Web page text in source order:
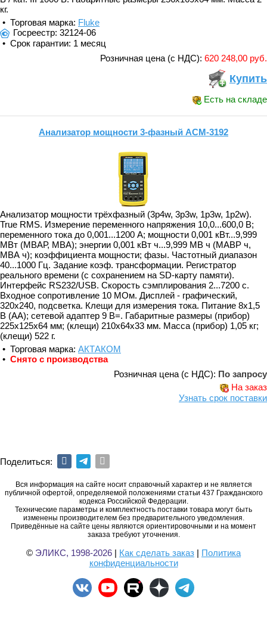
кг.
• Торговая марка: Fluke
Госреестр: 32124-06
• Срок гарантии: 1 месяц
Розничная цена (с НДС): 620 248,00 руб.
Купить
Есть на складе
Анализатор мощности 3-фазный АСМ-3192
Анализатор мощности трёхфазный (3p4w, 3p3w, 1p3w, 1p2w).
True RMS. Измерение переменного напряжения 10,0...600,0 В;
переменного тока до 0,001...1200 А; мощности 0,001 кВт...9,999
МВт (МВАР, МВА); энергии 0,001 кВт ч...9,999 МВ ч (МАВР ч,
МВА ч); коэффициента мощности; фазы. Частотный диапазон
40...1000 Гц. Задание коэф. трансформации. Регистратор
реального времени (с сохранением на SD-карту памяти).
Интерфейс RS232/USB. Скорость сэмплирования 2...7200 с.
Входное сопротивление 10 МОм. Дисплей - графический,
320х240, подсветка. Клещи для измерения тока. Питание 8х1,5
В (АА); сетевой адаптер 9 В=. Габаритные размеры (прибор)
225х125х64 мм; (клещи) 210х64х33 мм. Масса (прибор) 1,05 кг;
(клещи) 522 г.
• Торговая марка: АКТАКОМ
• Снято с производства
Розничная цена (с НДС): По запросу
На заказ
Узнать срок поставки
Поделиться:
Вся информация на сайте носит справочный характер и не является
публичной офертой, определяемой положениями статьи 437 Гражданского
кодекса Российской Федерации.
Технические параметры и комплектность поставки товара могут быть
изменены производителем без предварительного уведомления.
Приведённые на сайте цены являются ориентировочными и на момент
заказа требуют уточнения.
© ЭЛИКС, 1998-2026 | Как сделать заказ | Политика
конфиденциальности